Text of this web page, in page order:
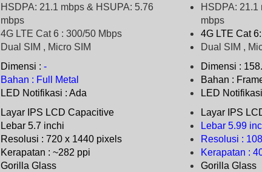
HSDPA: 21.1 mbps & HSUPA: 5.76
mbps
4G LTE Cat 6 : 300/50 Mbps
Dual SIM , Micro SIM
HSDPA: 21.1
mbps
4G LTE Cat
Dual SIM ,
Dimensi : -
Bahan : Full Metal
LED Notifikasi : Ada
Dimensi :
Bahan :
LED
Layar IPS LCD Capacitive
Lebar 5.7 inchi
Resolusi : 720 x 1440 pixels
Kerapatan : ~282 ppi
Gorilla Glass
Layar IPS
Lebar 5.99
Resolusi :
Kerapatan :
Gorilla Glass